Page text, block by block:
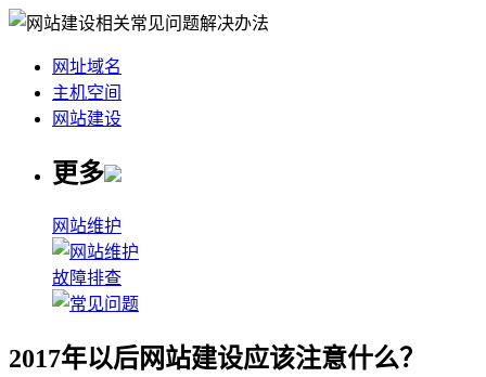
网址域名
主机空间
网站建设
更多
网站维护
故障排查
2017年以后网站建设应该注意什么？